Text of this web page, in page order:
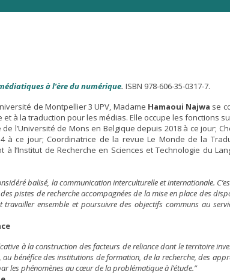
à l’ère du numérique. ISBN 978-606-35-0317-7.
de Montpellier 3 UPV, Madame Hamaoui Najwa se
à la traduction pour les médias. Elle occupe les fonctions
l’Université de Mons en Belgique depuis 2018 à ce jour;
à ce jour; Coordinatrice de la revue Le Monde de la
à l’Institut de Recherche en Sciences et Technologie du
balisé, la communication interculturelle et internationale.
pistes de recherche accompagnées de la mise en place des
ensemble et poursuivre des objectifs communs au
à la construction des facteurs de reliance dont le territoire
bénéfice des institutions de formation, de la recherche, des
les phénomènes au cœur de la problématique à l’étude.”